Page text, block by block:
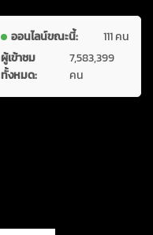
ออนไลน์ขณะนี้:
111 คน
ผู้เข้าชม
ทั้งหมด:
7,583,399
คน